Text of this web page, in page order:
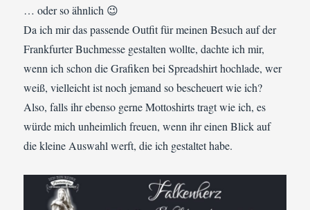
… oder so ähnlich 😉
Da ich mir das passende Outfit für meinen Besuch auf der
Frankfurter Buchmesse gestalten wollte, dachte ich mir,
wenn ich schon die Grafiken bei Spreadshirt hochlade, wer
weiß, vielleicht ist noch jemand so bescheuert wie ich?
Also, falls ihr ebenso gerne Mottoshirts tragt wie ich, es
würde mich unheimlich freuen, wenn ihr einen Blick auf
die kleine Auswahl werft, die ich gestaltet habe.